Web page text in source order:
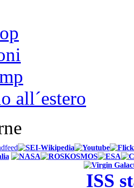
all´estero
ISS